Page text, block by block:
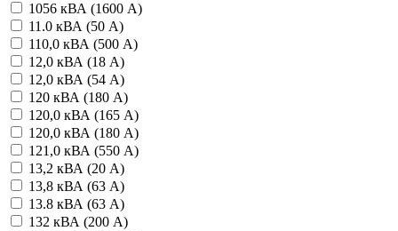
1056 кВА (1600 А)
11.0 кВА (50 А)
110,0 кВА (500 А)
12,0 кВА (18 А)
12,0 кВА (54 А)
120 кВА (180 А)
120,0 кВА (165 А)
120,0 кВА (180 А)
121,0 кВА (550 А)
13,2 кВА (20 А)
13,8 кВА (63 А)
13.8 кВА (63 А)
132 кВА (200 А)